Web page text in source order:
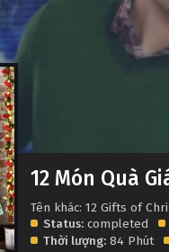
12 Món Quà
Tên khác: 12 Gifts of
Status: completed
Thời lượng: 84 Phút